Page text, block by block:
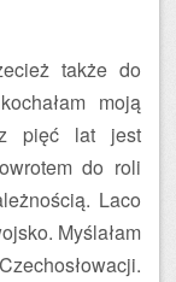
także do
moją
pięć lat jest
do roli
Laco
Myślałam